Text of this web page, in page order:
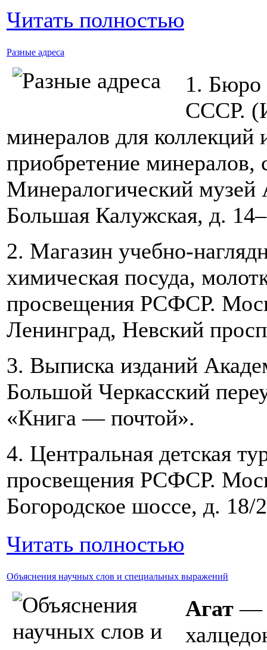
Читать полностью
Разные адреса
1. Бюро
СССР.
минералов для коллекций
приобретение
Минералогический
Большая Калужская, д.
2. Магазин учебно-
химическая посуда,
просвещения РСФСР.
Ленинград, Невский
3. Выписка изданий
Большой Черкасский
«Книга — почтой».
4. Центральная детская
просвещения РСФСР.
Богородское шоссе, д. 18/
Читать полностью
Объяснения научных слов и специальных выражений
Агат —